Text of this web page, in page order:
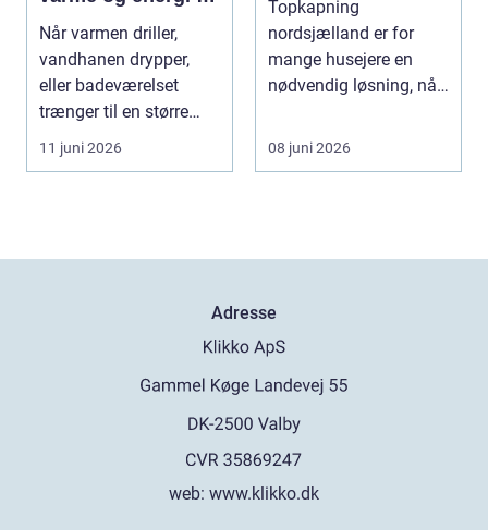
din bolig
Når varmen driller,
vandhanen drypper,
eller badeværelset
trænger til en større
renovering, er en dy...
11 juni 2026
Topkapning
nordsjælland er for
mange husejere en
nødvendig løsning, når
mørke, ut...
08 juni 2026
Adresse
web: www.klikko.dk